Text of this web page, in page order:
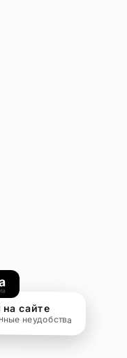
сайте
неудобства